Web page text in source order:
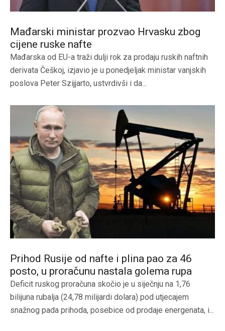
Mađarski ministar prozvao Hrvasku zbog
cijene ruske nafte
Mađarska od EU-a traži dulji rok za prodaju ruskih naftnih
derivata Češkoj, izjavio je u ponedjeljak ministar vanjskih
poslova Peter Szijjarto, ustvrdivši i da...
Prihod Rusije od nafte i plina pao za 46
posto, u proračunu nastala golema rupa
Deficit ruskog proračuna skočio je u siječnju na 1,76
bilijuna rubalja (24,78 milijardi dolara) pod utjecajem
snažnog pada prihoda, posebice od prodaje energenata, i...